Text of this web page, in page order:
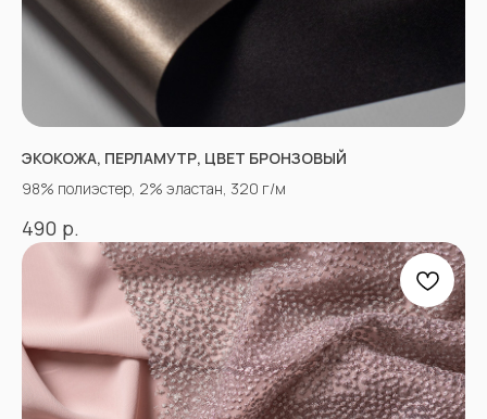
ЭКОКОЖА, ПЕРЛАМУТР, ЦВЕТ БРОНЗОВЫЙ
98% полиэстер, 2% эластан, 320 г/м
490 р.